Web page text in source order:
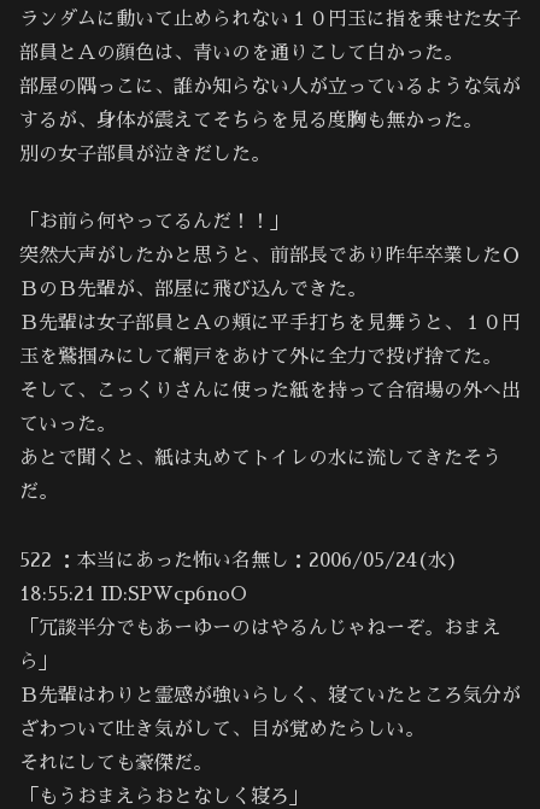
ランダムに動いて止められない１０円玉に指を乗せた女子
部員とＡの顔色は、青いのを通りこして白かった。
部屋の隅っこに、誰か知らない人が立っているような気が
するが、身体が震えてそちらを見る度胸も無かった。
別の女子部員が泣きだした。
「お前ら何やってるんだ！！」
突然大声がしたかと思うと、前部長であり昨年卒業したＯ
ＢのＢ先輩が、部屋に飛び込んできた。
Ｂ先輩は女子部員とＡの頬に平手打ちを見舞うと、１０円
玉を鷲掴みにして網戸をあけて外に全力で投げ捨てた。
そして、こっくりさんに使った紙を持って合宿場の外へ出
ていった。
あとで聞くと、紙は丸めてトイレの水に流してきたそう
だ。
522 ：本当にあった怖い名無し：2006/05/24(水)
18:55:21 ID:SPWcp6noO
「冗談半分でもあーゆーのはやるんじゃねーぞ。おまえ
ら」
Ｂ先輩はわりと霊感が強いらしく、寝ていたところ気分が
ざわついて吐き気がして、目が覚めたらしい。
それにしても豪傑だ。
「もうおまえらおとなしく寝ろ」